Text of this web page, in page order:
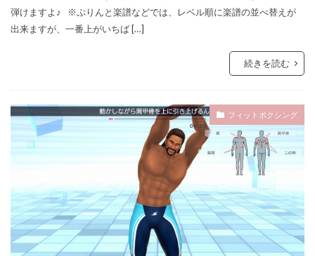
弾けますよ♪ ※ぷりんと楽譜などでは、レベル順に楽譜の並べ替えが
出来ますが、一番上がいちば […]
続きを読む
フィットボクシング